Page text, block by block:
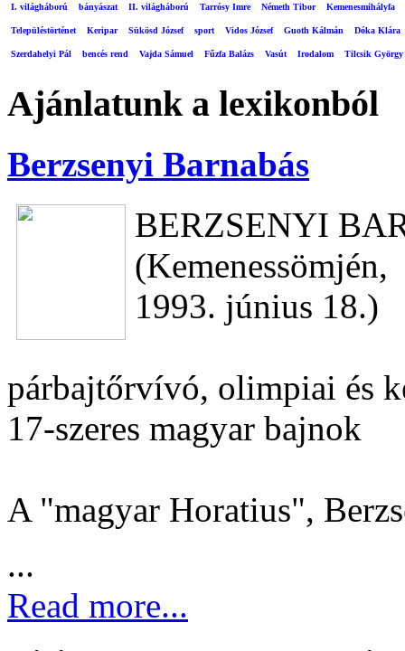
I. világháború bányászat II. világháború Tarrósy Imre Németh Tibor Kemenesmihályfa
Településtörténet Keripar Sükösd József sport Vidos József Guoth Kálmán Dóka Klára
Szerdahelyi Pál bencés rend Vajda Sámuel Fűzfa Balázs Vasút Irodalom Tilcsik György
Ajánlatunk a lexikonból
Berzsenyi Barnabás
BERZSENYI
1993. június 18.)
párbajtőrvívó, olimpiai és
17-szeres magyar bajnok
A "magyar Horatius",
...
Read more...